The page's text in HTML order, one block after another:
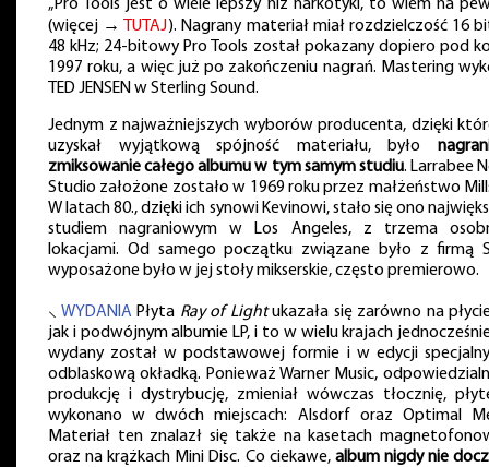
„Pro Tools jest o wiele lepszy niż narkotyki, to wiem na
(więcej → TUTAJ). Nagrany materiał miał rozdzielczość 16
48 kHz; 24-bitowy Pro Tools został pokazany dopiero pod
1997 roku, a więc już po zakończeniu nagrań. Mastering
TED JENSEN w Sterling Sound.
Jednym z najważniejszych wyborów producenta, dzięki
uzyskał wyjątkową spójność materiału, było
zmiksowanie całego albumu w tym samym studiu. Larrabee
Studio założone zostało w 1969 roku przez małżeństwo
W latach 80., dzięki ich synowi Kevinowi, stało się ono
studiem nagraniowym w Los Angeles, z trzema
lokacjami. Od samego początku związane było z firmą
wyposażone było w jej stoły mikserskie, często premierowo.
⸜ WYDANIA Płyta Ray of Lightukazała się zarówno na
jak i podwójnym albumie LP, i to w wielu krajach
wydany został w podstawowej formie i w edycji
odblaskową okładką. Ponieważ Warner Music,
produkcję i dystrybucję, zmieniał wówczas tłocznię,
wykonano w dwóch miejscach: Alsdorf oraz Optimal
Materiał ten znalazł się także na kasetach
oraz na krążkach Mini Disc. Co ciekawe, album nigdy nie